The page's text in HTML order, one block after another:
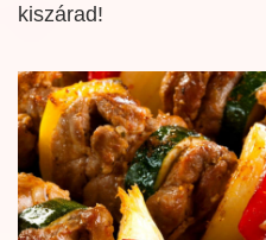
kiszárad!